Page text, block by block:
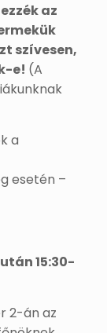
az
szívesen,
e! (A
a
esetén –
15:30-
2-án az